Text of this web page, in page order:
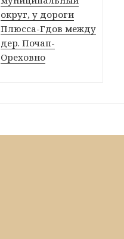
округ, у дороги
Плюсса-Гдов между
дер. Почап-
Ореховно